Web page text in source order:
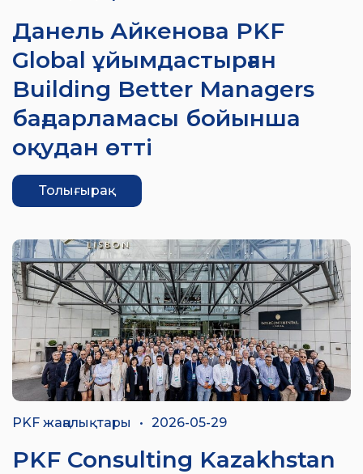
Данель Айкенова PKF
Global ұйымдастырған
Building Better Managers
бағдарламасы бойынша
оқудан өтті
Толығырақ
PKF жаңалықтары • 2026-05-29
PKF Consulting Kazakhstan